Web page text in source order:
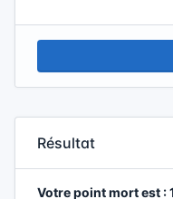
Résultat
Votre point mort est :